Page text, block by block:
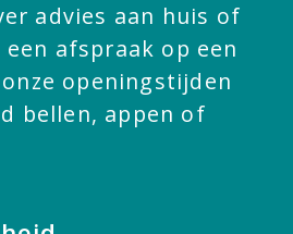
advies aan huis of
afspraak op een
openingstijden
bellen, appen of